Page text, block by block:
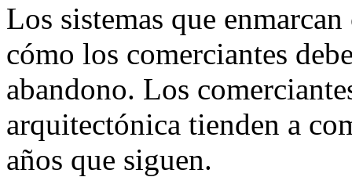
Los sistemas que
cómo los comerciantes
abandono. Los
arquitectónica tienden a
años que siguen.